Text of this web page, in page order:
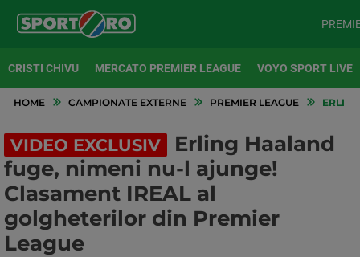
CRISTI CHIVU MERCATO PREMIER LEAGUE VOYO SPORT LIVE
HOME CAMPIONATE EXTERNE PREMIER LEAGUE
VIDEO EXCLUSIV
Erling Haaland
fuge, nimeni nu-l ajunge!
Clasament IREAL al
golgheterilor din Premier
League